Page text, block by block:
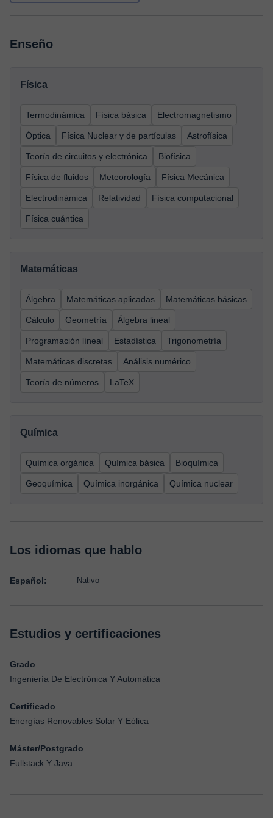
Enseño
Física
Termodinámica Física básica Electromagnetismo
Óptica Física Nuclear y de partículas Astrofísica
Teoría de circuitos y electrónica Biofísica
Física de fluidos Meteorología Física Mecánica
Electrodinámica Relatividad Física computacional
Física cuántica
Matemáticas
Álgebra Matemáticas aplicadas Matemáticas básicas
Cálculo Geometría Álgebra lineal
Programación líneal Estadística Trigonometría
Matemáticas discretas Análisis numérico
Teoría de números LaTeX
Química
Química orgánica Química básica Bioquímica
Geoquímica Química inorgánica Química nuclear
Los idiomas que hablo
Español: Nativo
Estudios y certificaciones
Grado
Ingeniería De Electrónica Y Automática
Certificado
Energías Renovables Solar Y Eólica
Máster/Postgrado
Fullstack Y Java